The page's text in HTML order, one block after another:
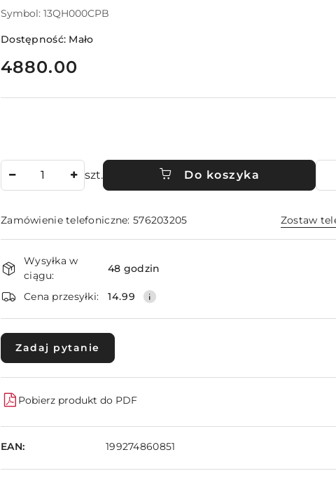
Symbol: 13QH000CPB
Dostępność: Mało
cena:
4880.00
szt. Do koszyka
Zamówienie telefoniczne: 576203205 Zostaw
Dostępność
i
dostawa
Wysyłka w
ciągu:
48 godzin
Cena przesyłki: 14.99
Zadaj pytanie
Pobierz produkt do PDF
EAN: 199274860851